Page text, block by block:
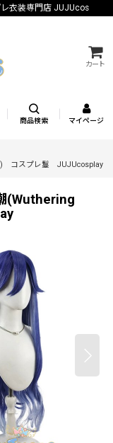
衣装専門店 JUJUcos
カート
商品検索 マイページ
コスプレ鬘 JUJUcosplay
(Wuthering